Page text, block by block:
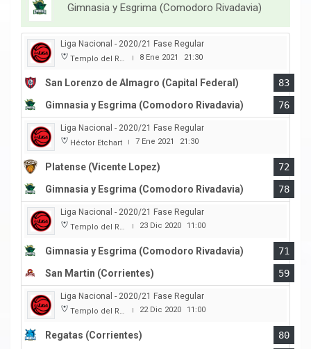
Gimnasia y Esgrima (Comodoro Rivadavia)
Liga Nacional - 2020/21 Fase Regular
Templo del Rock | 8 Ene 2021 21:30
San Lorenzo de Almagro (Capital Federal)
83
Gimnasia y Esgrima (Comodoro Rivadavia)
76
Liga Nacional - 2020/21 Fase Regular
Héctor Etchart | 7 Ene 2021 21:30
Platense (Vicente Lopez)
72
Gimnasia y Esgrima (Comodoro Rivadavia)
78
Liga Nacional - 2020/21 Fase Regular
Templo del Rock | 23 Dic 2020 11:00
Gimnasia y Esgrima (Comodoro Rivadavia)
71
San Martin (Corrientes)
59
Liga Nacional - 2020/21 Fase Regular
Templo del Rock | 22 Dic 2020 11:00
Regatas (Corrientes)
80